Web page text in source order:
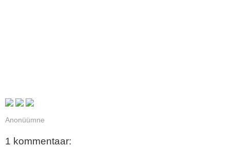
Anonüümne
1 kommentaar: